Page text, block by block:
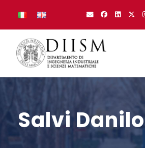
Salvi Danilo